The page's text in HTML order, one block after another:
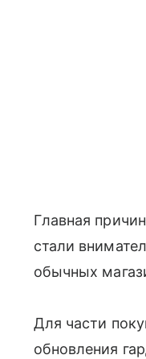
Главная
стали
обычных
Для части
обновления